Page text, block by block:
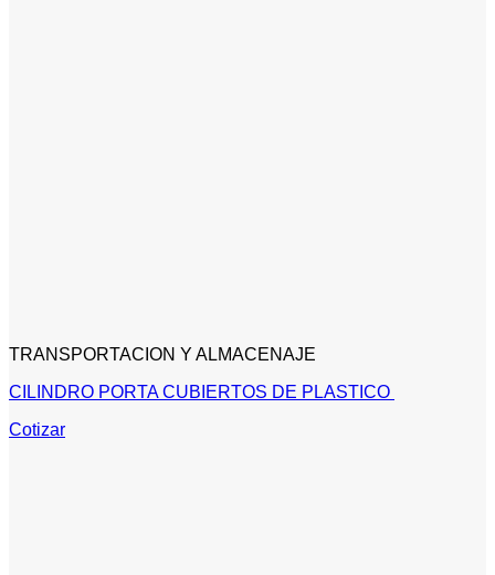
TRANSPORTACION Y ALMACENAJE
CILINDRO PORTA CUBIERTOS DE PLASTICO
Cotizar